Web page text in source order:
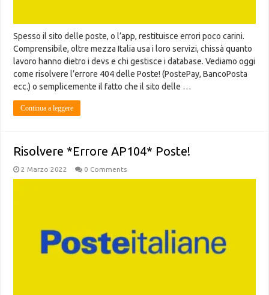
Spesso il sito delle poste, o l’app, restituisce errori poco carini.
Comprensibile, oltre mezza Italia usa i loro servizi, chissà quanto
lavoro hanno dietro i devs e chi gestisce i database. Vediamo oggi
come risolvere l’errore 404 delle Poste! (PostePay, BancoPosta
ecc.) o semplicemente il fatto che il sito delle …
Continua a leggere
Risolvere *Errore AP104* Poste!
2 Marzo 2022 0 Comments